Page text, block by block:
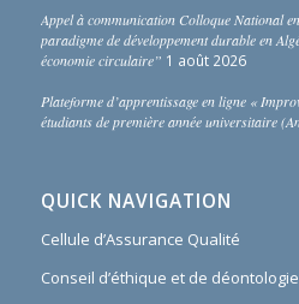
Appel à communication Colloque National
paradigme de développement durable en
économie circulaire” 1 août 2026
Plateforme d’apprentissage en ligne «
étudiants de première année universitaire
QUICK NAVIGATION
Cellule d’Assurance Qualité
Conseil d’éthique et de